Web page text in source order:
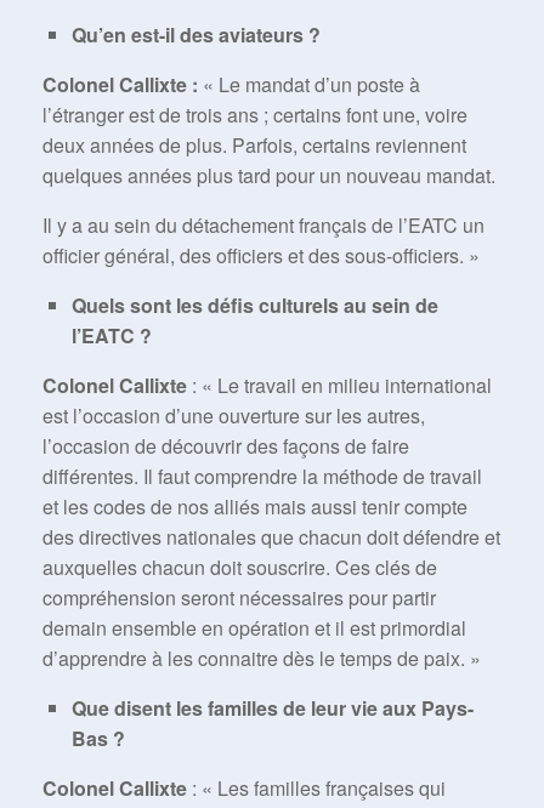
Qu’en est-il des aviateurs ?
Colonel Callixte : « Le mandat d’un poste à
l’étranger est de trois ans ; certains font une, voire
deux années de plus. Parfois, certains reviennent
quelques années plus tard pour un nouveau mandat.
Il y a au sein du détachement français de l’EATC un
officier général, des officiers et des sous-officiers. »
Quels sont les défis culturels au sein de
l’EATC ?
Colonel Callixte : « Le travail en milieu international
est l’occasion d’une ouverture sur les autres,
l’occasion de découvrir des façons de faire
différentes. Il faut comprendre la méthode de travail
et les codes de nos alliés mais aussi tenir compte
des directives nationales que chacun doit défendre et
auxquelles chacun doit souscrire. Ces clés de
compréhension seront nécessaires pour partir
demain ensemble en opération et il est primordial
d’apprendre à les connaitre dès le temps de paix. »
Que disent les familles de leur vie aux Pays-
Bas ?
Colonel Callixte : « Les familles françaises qui